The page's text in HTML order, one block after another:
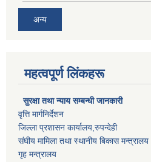
अन्य
महत्वपूर्ण लिंकहरू
सुरक्षा तथा न्याय सम्बन्धी जानकारी
वृत्ति मार्गनिर्देशन
जिल्ला प्रशासन कार्यालय,रुपन्देही
संघीय मामिला तथा स्थानीय बिकास मन्त्रालय
गृह मन्त्रालय